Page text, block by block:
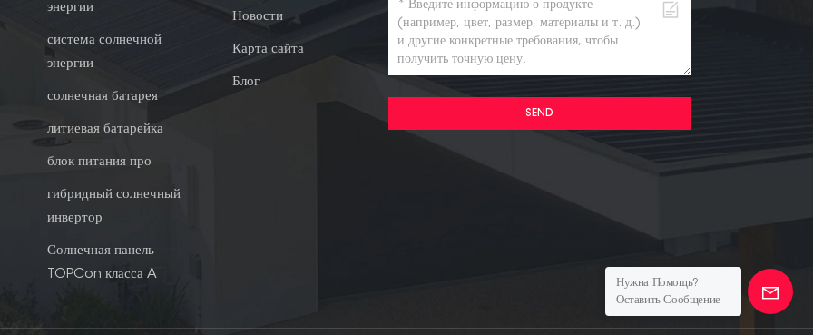
энергии
система солнечной
энергии
солнечная батарея
литиевая батарейка
блок питания про
гибридный солнечный
инвертор
Солнечная панель
TOPCon класса A
Новости
Карта сайта
Блог
SEND
Нужна Помощь?
Оставить Сообщение